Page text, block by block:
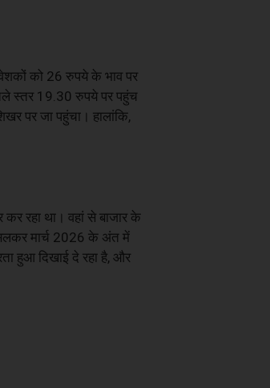
को 26 रुपये के भाव पर
स्तर 19.30 रुपये पर पहुंच
पर जा पहुंचा। हालांकि,
रहा था। वहां से बाजार के
मार्च 2026 के अंत में
हुआ दिखाई दे रहा है, और